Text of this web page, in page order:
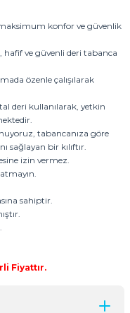
konfor ve güvenlik
hafif ve güvenli deri tabanca
özenle çalışılarak
deri kullanılarak, yetkin
tabancanıza göre
sağlayan bir kılıftır.
izin vermez.
sahiptir.
Fiyattır.